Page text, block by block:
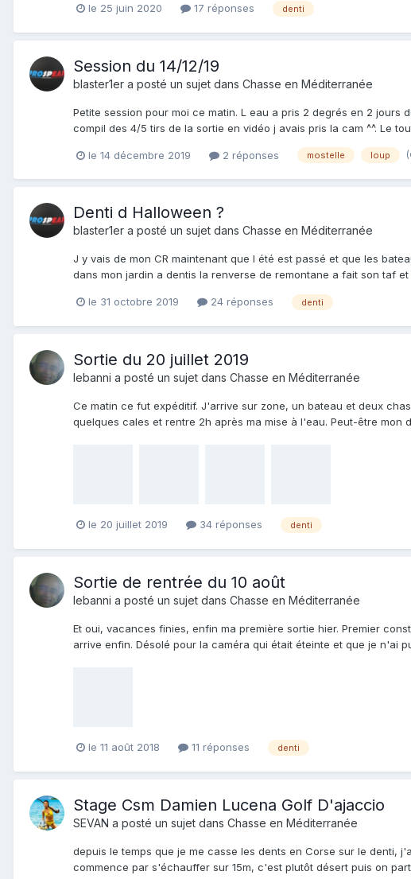
le 25 juin 2020 17 réponses denti
Session du 14/12/19
blaster1er a posté un sujet dans Chasse en Méditerranée
Petite session pour moi ce matin. L eau a pris 2 degrés en 2 jours
compil des 4/5 tirs de la sortie en vidéo j avais pris la cam ^^. Le
le 14 décembre 2019 2 réponses mostelle loup
Denti d Halloween ?
blaster1er a posté un sujet dans Chasse en Méditerranée
J y vais de mon CR maintenant que l été est passé et que les
dans mon jardin a dentis la renverse de remontane a fait son taf
le 31 octobre 2019 24 réponses denti
Sortie du 20 juillet 2019
lebanni a posté un sujet dans Chasse en Méditerranée
Ce matin ce fut expéditif. J'arrive sur zone, un bateau et deux
quelques cales et rentre 2h après ma mise à l'eau. Peut-être mon
le 20 juillet 2019 34 réponses denti
Sortie de rentrée du 10 août
lebanni a posté un sujet dans Chasse en Méditerranée
Et oui, vacances finies, enfin ma première sortie hier. Premier
arrive enfin. Désolé pour la caméra qui était éteinte et que je n'ai
le 11 août 2018 11 réponses denti
Stage Csm Damien Lucena Golf D'ajaccio
SEVAN a posté un sujet dans Chasse en Méditerranée
depuis le temps que je me casse les dents en Corse sur le denti,
commence par s'échauffer sur 15m, c'est plutôt désert puis on